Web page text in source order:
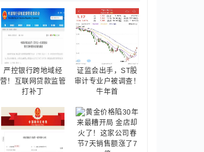
严控银行跨地域经
营！互联网贷款监管
打补丁
证监会出手，ST股
审计专业户被调查！
牛年首